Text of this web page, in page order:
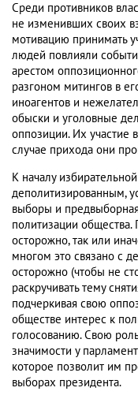
Среди противников
не изменивших своих
мотивацию принимать
людей повлияли
арестом
разгоном митингов в
иноагентов и
обыски и уголовные
оппозиции. Их участие
случае прихода они
К началу
деполитизированным,
выборы и
политизации общества.
осторожно, так или
многом это связано с
осторожно (чтобы не
раскручивать тему
подчеркивая свою
обществе интерес к
голосованию. Свою
значимости у
которое позволит им
выборах президента.